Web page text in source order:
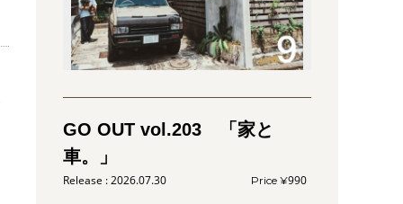
GO OUT vol.203 「家と
車。」
2026.07.30 990